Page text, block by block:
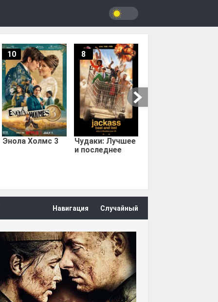
Энола Холмс 3
10
Чудаки: Лучшее
и последнее
8
Навигация Случайный